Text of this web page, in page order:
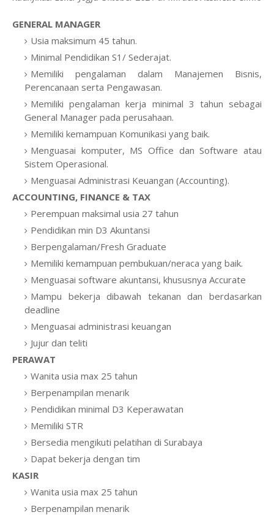
GENERAL MANAGER
Usia maksimum 45 tahun.
Minimal Pendidikan S1/ Sederajat.
Memiliki pengalaman dalam Manajemen Bisnis,
Perencanaan serta Pengawasan.
Memiliki pengalaman kerja minimal 3 tahun sebagai
General Manager pada perusahaan.
Memiliki kemampuan Komunikasi yang baik.
Menguasai komputer, MS Office dan Software atau
Sistem Operasional.
Menguasai Administrasi Keuangan (Accounting).
ACCOUNTING, FINANCE & TAX
Perempuan maksimal usia 27 tahun
Pendidikan min D3 Akuntansi
Berpengalaman/Fresh Graduate
Memiliki kemampuan pembukuan/neraca yang baik.
Menguasai software akuntansi, khususnya Accurate
Mampu bekerja dibawah tekanan dan berdasarkan
deadline
Menguasai administrasi keuangan
Jujur dan teliti
PERAWAT
Wanita usia max 25 tahun
Berpenampilan menarik
Pendidikan minimal D3 Keperawatan
Memiliki STR
Bersedia mengikuti pelatihan di Surabaya
Dapat bekerja dengan tim
KASIR
Wanita usia max 25 tahun
Berpenampilan menarik